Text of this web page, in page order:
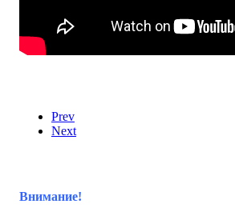
Prev
Next
Внимание!